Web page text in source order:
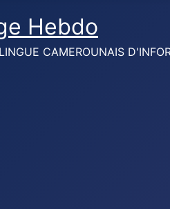
CAMEROUNAIS